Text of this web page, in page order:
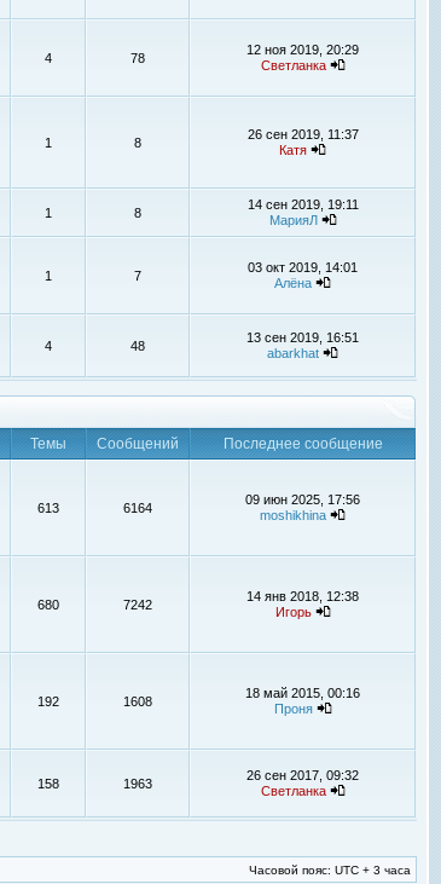
4 78
12 ноя 2019, 20:29
Светланка
1 8
26 сен 2019, 11:37
Катя
1 8
14 сен 2019, 19:11
МарияЛ
1 7
03 окт 2019, 14:01
Алёна
4 48
13 сен 2019, 16:51
abarkhat
Темы Сообщений
Последнее сообщение
613 6164
09 июн 2025, 17:56
moshikhina
680 7242
14 янв 2018, 12:38
Игорь
192 1608
18 май 2015, 00:16
Проня
158 1963
26 сен 2017, 09:32
Светланка
Часовой пояс: UTC + 3 часа